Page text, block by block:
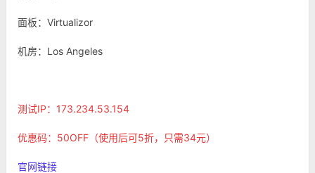
面板：Virtualizor
机房：Los Angeles
测试IP： 173.234.53.154
优惠码：50OFF（使用后可5折，只需34元）
官网链接